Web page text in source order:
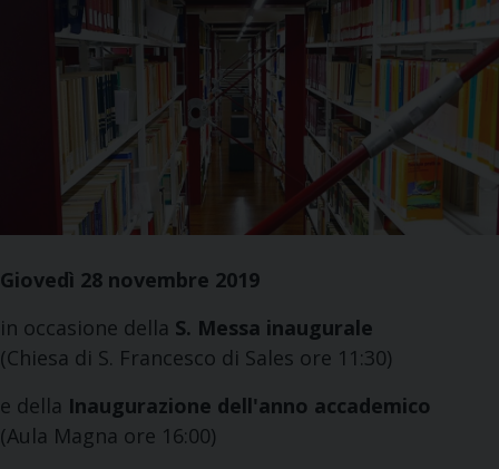
Giovedì 28 novembre 2019
in occasione della S. Messa inaugurale
(Chiesa di S. Francesco di Sales ore 11:30)
e della Inaugurazione dell'anno accademico
(Aula Magna ore 16:00)